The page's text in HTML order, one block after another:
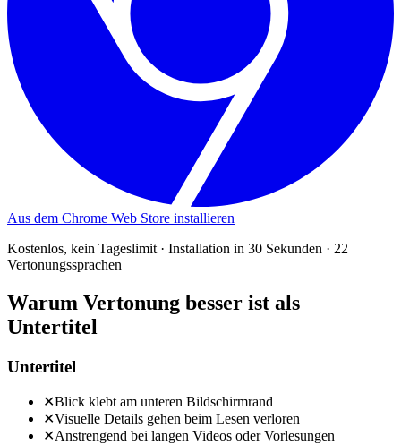
Aus dem Chrome Web Store installieren
Kostenlos, kein Tageslimit · Installation in 30 Sekunden · 22
Vertonungssprachen
Warum Vertonung besser ist als
Untertitel
Untertitel
✕Blick klebt am unteren Bildschirmrand
✕Visuelle Details gehen beim Lesen verloren
✕Anstrengend bei langen Videos oder Vorlesungen